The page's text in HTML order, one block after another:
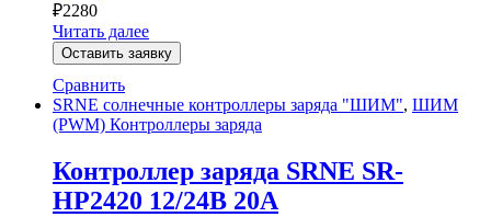
₽2280
Читать далее
Оставить заявку
Сравнить
SRNE солнечные контроллеры заряда "ШИМ", ШИМ
(PWM) Контроллеры заряда
Контроллер заряда SRNE SR-
HP2420 12/24В 20А